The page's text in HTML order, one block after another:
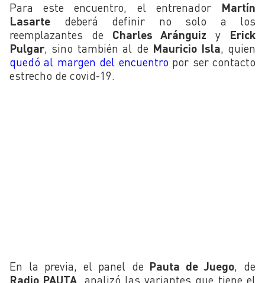
Para este encuentro, el entrenador Martín
Lasarte deberá definir no solo a los
reemplazantes de Charles Aránguiz y Erick
Pulgar, sino también al de Mauricio Isla, quien
quedó al margen del encuentro por ser contacto
estrecho de covid-19.
En la previa, el panel de Pauta de Juego, de
Radio PAUTA , analizó las variantes que tiene el